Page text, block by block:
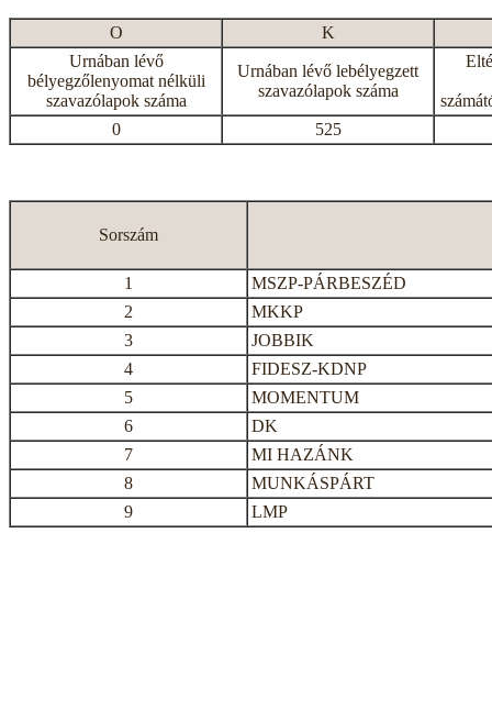
O
K
Urnában lévő
bélyegzőlenyomat nélküli
szavazólapok száma
Urnában lévő lebélyegzett
szavazólapok száma
0
525
Sorszám
1
MSZP-PÁRBESZÉD
2
MKKP
3
JOBBIK
4
FIDESZ-KDNP
5
MOMENTUM
6
DK
7
MI HAZÁNK
8
MUNKÁSPÁRT
9
LMP